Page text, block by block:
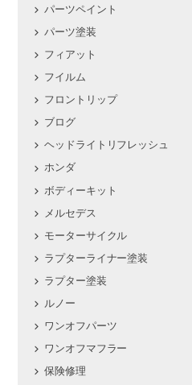
パーツペイント
パーツ塗装
フィアット
フイルム
フロントリップ
ブログ
ヘッドライトリフレッシュ
ホンダ
ボディーキット
メルセデス
モーターサイクル
ラプターライナー塗装
ラプター塗装
ルノー
ワンオフパーツ
ワンオフマフラー
保険修理